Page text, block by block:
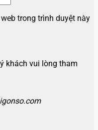
trong trình duyệt này
khách vui lòng tham